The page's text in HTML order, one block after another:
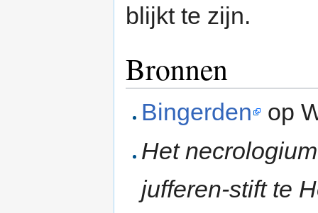
blijkt te zijn.
Bronnen
Bingerden
op
Het
jufferen-stift te